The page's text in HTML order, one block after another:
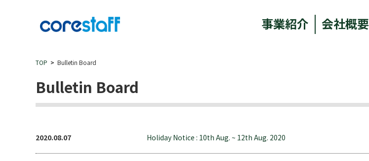
事業紹介 会社概要
TOP Bulletin Board
Bulletin Board
2020.08.07 Holiday Notice : 10th Aug. ~ 12th Aug. 2020